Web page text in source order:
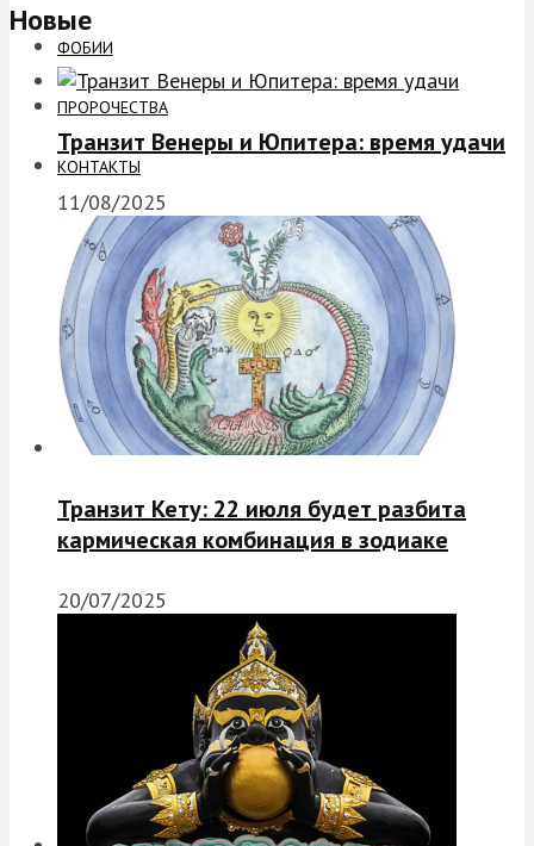
ФОБИИ
ПРОРОЧЕСТВА
КОНТАКТЫ
Новые
Транзит Венеры и Юпитера: время удачи
11/08/2025
Транзит Кету: 22 июля будет разбита
кармическая комбинация в зодиаке
20/07/2025